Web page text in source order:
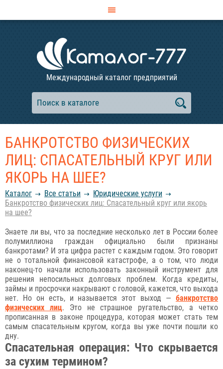
Международный каталог предприятий
БАНКРОТСТВО ФИЗИЧЕСКИХ
ЛИЦ: СПАСАТЕЛЬНЫЙ КРУГ ИЛИ
ЯКОРЬ НА ШЕЕ?
Каталог Все статьи
Юридические услуги
Банкротство физических лиц: Спасательный круг или якорь
на шее?
Знаете ли вы, что за последние несколько лет в России более
полумиллиона граждан официально были признаны
банкротами? И эта цифра растет с каждым годом. Это говорит
не о тотальной финансовой катастрофе, а о том, что люди
наконец-то начали использовать законный инструмент для
решения непосильных долговых проблем. Когда кредиты,
займы и просрочки накрывают с головой, кажется, что выхода
нет. Но он есть, и называется этот выход — банкротство
физических лиц. Это не страшное ругательство, а четко
прописанная в законе процедура, которая может стать тем
самым спасательным кругом, когда вы уже почти пошли ко
дну.
Спасательная операция: Что скрывается
за сухим термином?